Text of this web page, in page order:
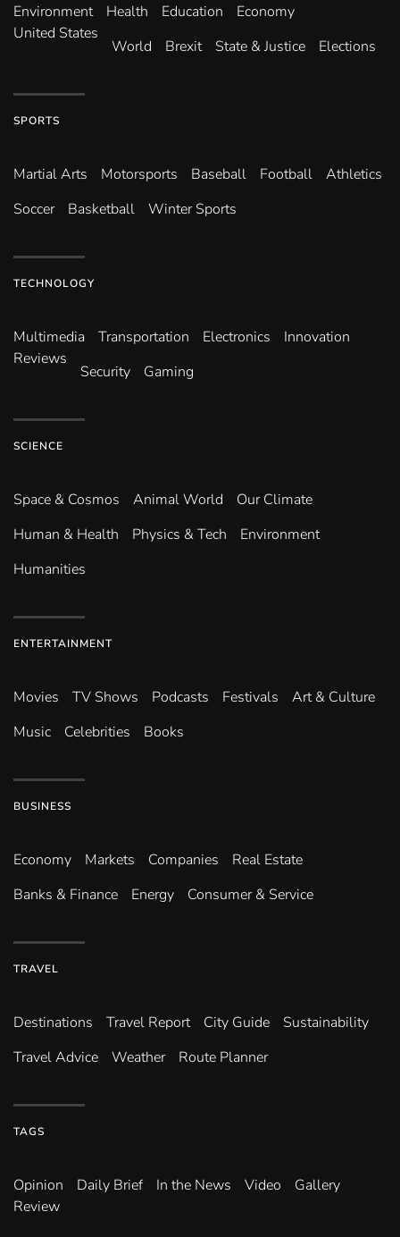
Environ­ment Health Education
Economy
United States
World Brexit State & Justice Elections
SPORTS
Martial Arts Motorsports Baseball Football
Athletics
Soccer
Basketball Winter Sports
TECHNOLOGY
Multimedia Transportation Electronics
Innovation
Reviews
Security Gaming
SCIENCE
Space & Cosmos Animal World
Our Climate
Human & Health
Physics & Tech
Environment
Humanities
ENTERTAINMENT
Movies TV Shows Podcasts Festivals
Art & Culture
Music
Celebrities Books
BUSINESS
Economy Markets Companies
Real Estate
Banks & Finance
Energy Consumer & Service
TRAVEL
Destinations Travel Report City Guide
Sustainability
Travel Advice
Weather Route Planner
TAGS
Opinion Daily Brief In the News Video
Gallery
Review